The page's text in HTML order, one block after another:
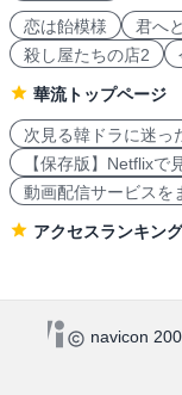
恋は飴模様
君へ
殺し屋たちの店2
華流トップページ
次見る韓ドラに迷っ
【保存版】Netflixで
動画配信サービスを
アクセスランキング
navicon